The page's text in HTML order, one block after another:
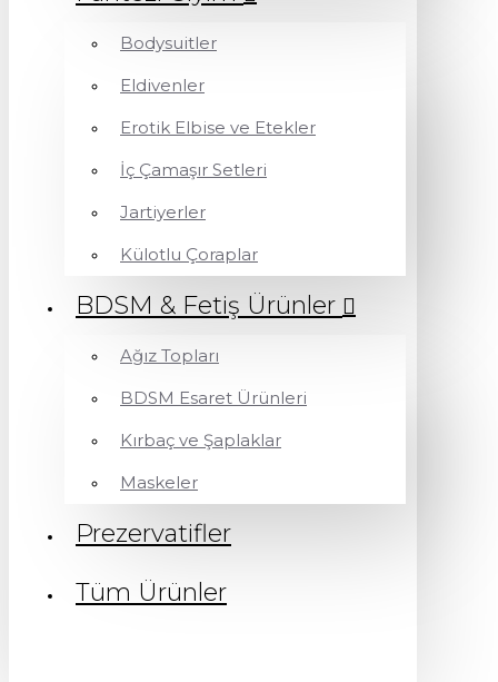
Bodysuitler
Eldivenler
Erotik Elbise ve Etekler
İç Çamaşır Setleri
Jartiyerler
Külotlu Çoraplar
BDSM & Fetiş Ürünler
Ağız Topları
BDSM Esaret Ürünleri
Kırbaç ve Şaplaklar
Maskeler
Prezervatifler
Tüm Ürünler